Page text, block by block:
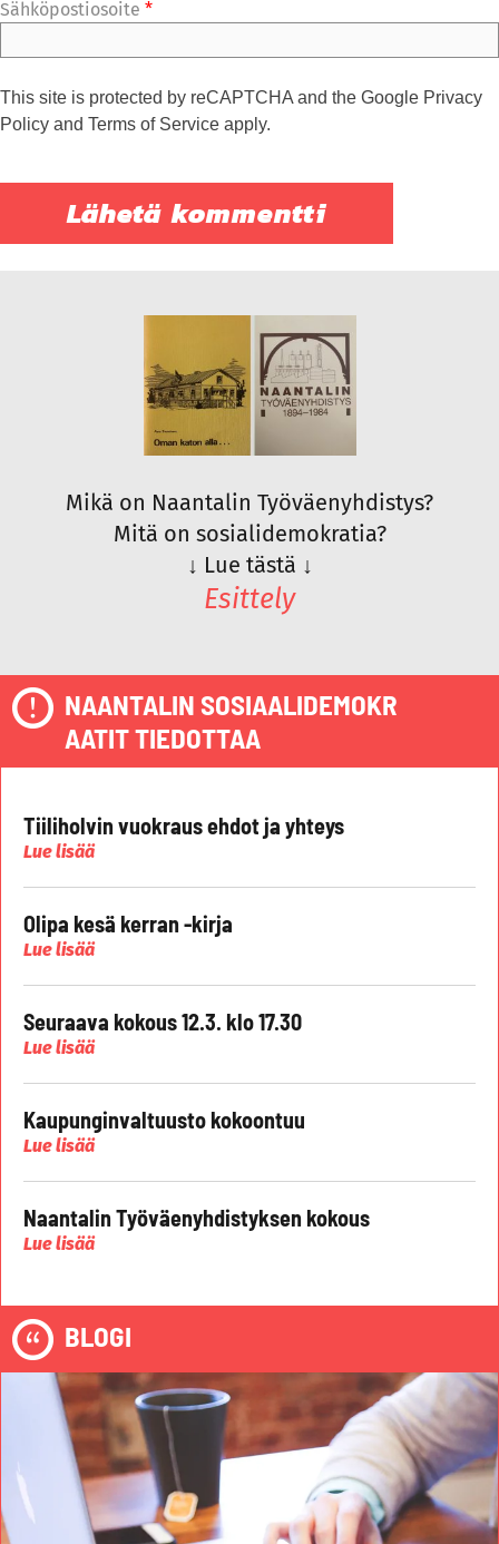
Sähköpostiosoite *
This site is protected by reCAPTCHA and the Google Privacy
Policy and Terms of Service apply.
Mikä on Naantalin Työväenyhdistys?
Mitä on sosialidemokratia?
↓ Lue tästä ↓
Esittely
NAANTALIN SOSIAALIDEMOKR
AATIT TIEDOTTAA
Tiiliholvin vuokraus ehdot ja yhteys
Lue lisää
Olipa kesä kerran -kirja
Lue lisää
Seuraava kokous 12.3. klo 17.30
Lue lisää
Kaupunginvaltuusto kokoontuu
Lue lisää
Naantalin Työväenyhdistyksen kokous
Lue lisää
BLOGI